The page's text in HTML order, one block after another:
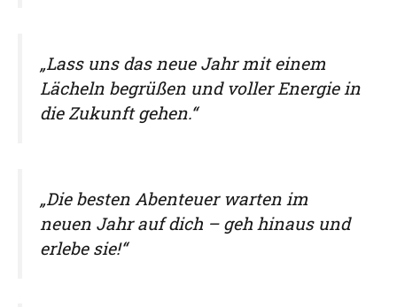
„Lass uns das neue Jahr mit einem
Lächeln begrüßen und voller Energie in
die Zukunft gehen.“
„Die besten Abenteuer warten im
neuen Jahr auf dich – geh hinaus und
erlebe sie!“